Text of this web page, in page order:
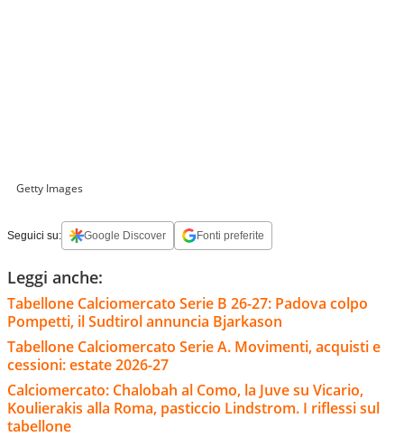
Getty Images
Seguici su: Google Discover Fonti preferite
Leggi anche:
Tabellone Calciomercato Serie B 26-27: Padova colpo
Pompetti, il Sudtirol annuncia Bjarkason
Tabellone Calciomercato Serie A. Movimenti, acquisti e
cessioni: estate 2026-27
Calciomercato: Chalobah al Como, la Juve su Vicario,
Koulierakis alla Roma, pasticcio Lindstrom. I riflessi sul
tabellone